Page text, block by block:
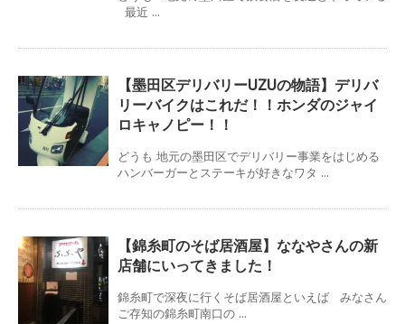
最近 ...
【墨田区デリバリーUZUの物語】デリバ
リーバイクはこれだ！！ホンダのジャイ
ロキャノピー！！
どうも 地元の墨田区でデリバリー事業をはじめる
ハンバーガーとステーキが好きなワタ ...
【錦糸町のそば居酒屋】ななやさんの新
店舗にいってきました！
錦糸町で深夜に行くそば居酒屋といえば みなさん
ご存知の錦糸町南口の ...